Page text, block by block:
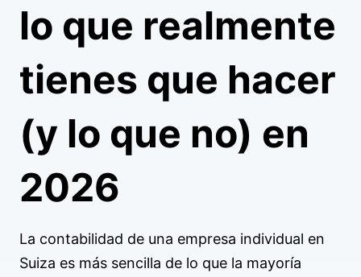
lo que realmente
tienes que hacer
(y lo que no) en
2026
La contabilidad de una empresa individual en
Suiza es más sencilla de lo que la mayoría